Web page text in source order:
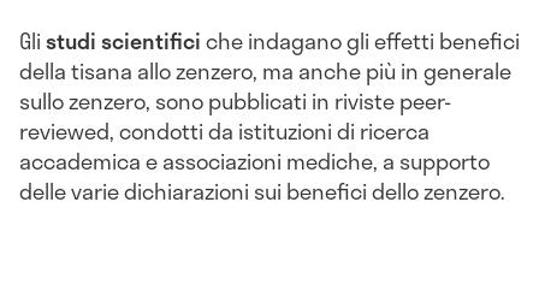
Glistudi scientificiche indagano gli effetti benefici
della tisana allo zenzero, ma anche più in generale
sullo zenzero, sono pubblicati in riviste peer-
reviewed, condotti da istituzioni di ricerca
accademica e associazioni mediche, a supporto
delle varie dichiarazioni sui benefici dello zenzero.